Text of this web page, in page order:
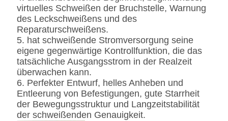
virtuelles Schweißen der Bruchstelle, Warnung
des Leckschweißens und des
Reparaturschweißens.
5. hat schweißende Stromversorgung seine
eigene gegenwärtige Kontrollfunktion, die das
tatsächliche Ausgangsstrom in der Realzeit
überwachen kann.
6. Perfekter Entwurf, helles Anheben und
Entleerung von Befestigungen, gute Starrheit
der Bewegungsstruktur und Langzeitstabilität
der schweißenden Genauigkeit.